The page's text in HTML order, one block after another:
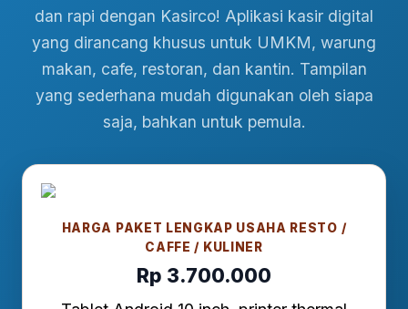
dan rapi dengan Kasirco! Aplikasi kasir digital
yang dirancang khusus untuk UMKM, warung
makan, cafe, restoran, dan kantin. Tampilan
yang sederhana mudah digunakan oleh siapa
saja, bahkan untuk pemula.
HARGA PAKET LENGKAP USAHA RESTO /
CAFFE / KULINER
Rp 3.700.000